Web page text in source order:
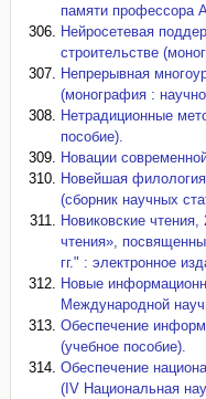
памяти профессора
Нейросетевая
строительстве
Непрерывная
(монография :
Нетрадиционные
пособие).
Новации
Новейшая
(сборник научных
Новиковские
чтения»,
гг." : электронное
Новые
Международной
Обеспечение
(учебное пособие).
Обеспечение
(IV Национальная